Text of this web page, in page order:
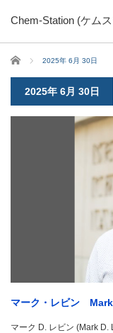
Chem-Station (ケム
ホーム 2025年 6月 30日
2025年 6月 30日
マーク・レビン
マーク D. レビン (Mark D.